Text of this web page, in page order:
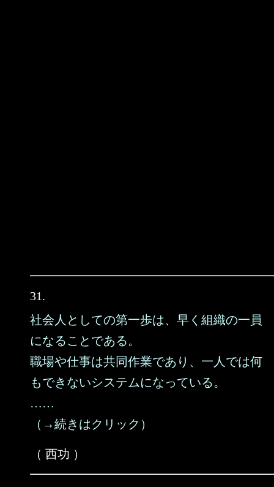
31.
社会人としての第一歩は、早く組織の一員
になることである。
職場や仕事は共同作業であり、一人では何
もできないシステムになっている。
……
（→続きはクリック）
（ 西功 ）